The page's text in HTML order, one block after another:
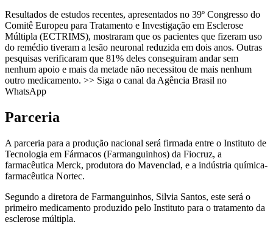
Resultados de estudos recentes, apresentados no 39º Congresso do
Comitê Europeu para Tratamento e Investigação em Esclerose
Múltipla (ECTRIMS), mostraram que os pacientes que fizeram uso
do remédio tiveram a lesão neuronal reduzida em dois anos. Outras
pesquisas verificaram que 81% deles conseguiram andar sem
nenhum apoio e mais da metade não necessitou de mais nenhum
outro medicamento. >> Siga o canal da Agência Brasil no
WhatsApp
Parceria
A parceria para a produção nacional será firmada entre o Instituto de
Tecnologia em Fármacos (Farmanguinhos) da Fiocruz, a
farmacêutica Merck, produtora do Mavenclad, e a indústria química-
farmacêutica Nortec.
Segundo a diretora de Farmanguinhos, Silvia Santos, este será o
primeiro medicamento produzido pelo Instituto para o tratamento da
esclerose múltipla.